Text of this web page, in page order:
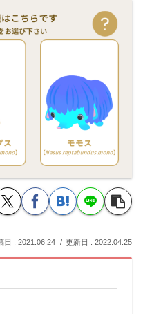
2021.06.24 2022.04.25